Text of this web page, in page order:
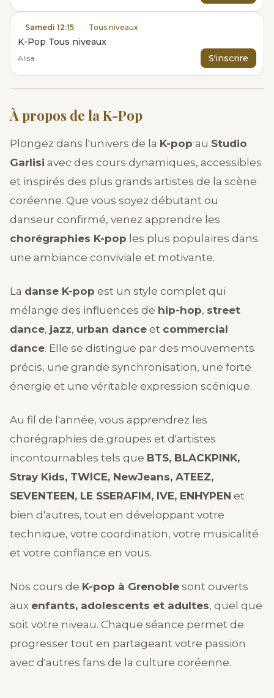
À propos de la K-Pop
Plongez dans l'univers de la K-pop au Studio
Garlisi avec des cours dynamiques, accessibles
et inspirés des plus grands artistes de la scène
coréenne. Que vous soyez débutant ou
danseur confirmé, venez apprendre les
chorégraphies K-pop les plus populaires dans
une ambiance conviviale et motivante.
La danse K-pop est un style complet qui
mélange des influences de hip-hop, street
dance, jazz, urban dance et commercial
dance. Elle se distingue par des mouvements
précis, une grande synchronisation, une forte
énergie et une véritable expression scénique.
Au fil de l'année, vous apprendrez les
chorégraphies de groupes et d'artistes
incontournables tels que BTS, BLACKPINK,
Stray Kids, TWICE, NewJeans, ATEEZ,
SEVENTEEN, LE SSERAFIM, IVE, ENHYPEN et
bien d'autres, tout en développant votre
technique, votre coordination, votre musicalité
et votre confiance en vous.
Nos cours de K-pop à Grenoble sont ouverts
aux enfants, adolescents et adultes, quel que
soit votre niveau. Chaque séance permet de
progresser tout en partageant votre passion
avec d'autres fans de la culture coréenne.
Samedi 12:15 Tous niveaux
K-Pop Tous niveaux
Alisa S'inscrire